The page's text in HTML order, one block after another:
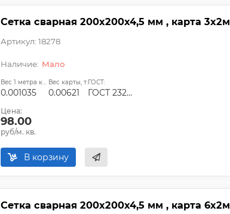
Сетка сварная 200х200х4,5 мм , карта 3х2м
Артикул: 18278
Мало
Вес 1 метра квадратного, т:
0.001035
Вес карты, т:
0.00621
ГОСТ:
ГОСТ 23279-2012, ТУ
Цена:
98.00
руб/м. кв.
В корзину
Сетка сварная 200х200х4,5 мм , карта 6х2м